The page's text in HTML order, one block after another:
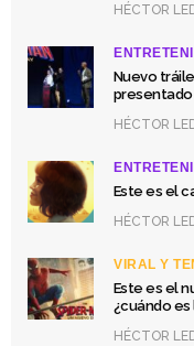
HÉCTOR
Nuevo
presentado
HÉCTOR
Este es el
HÉCTOR
VIRAL Y
Este es el
¿cuándo
HÉCTOR